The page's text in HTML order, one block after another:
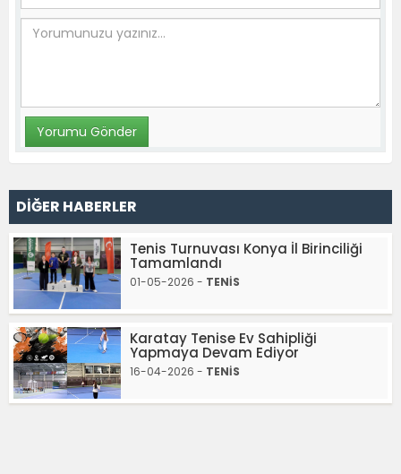
DİĞER HABERLER
Tenis Turnuvası Konya İl Birinciliği
Tamamlandı
01-05-2026 - TENİS
Karatay Tenise Ev Sahipliği
Yapmaya Devam Ediyor
16-04-2026 - TENİS